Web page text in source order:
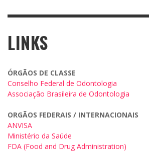
LINKS
ÓRGÃOS DE CLASSE
Conselho Federal de Odontologia
Associação Brasileira de Odontologia
ORGÃOS FEDERAIS / INTERNACIONAIS
ANVISA
Ministério da Saúde
FDA (Food and Drug Administration)